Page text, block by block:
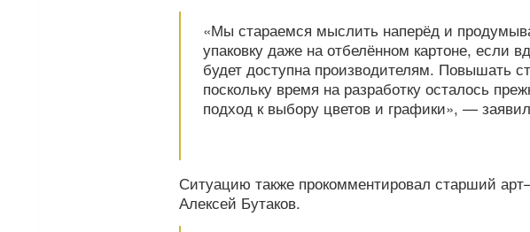
«Мы стараемся мыслить наперёд и
упаковку даже на отбелённом картоне, если
будет доступна производителям. Повышать
поскольку время на разработку осталось
подход к выбору цветов и графики», —
Ситуацию также прокомментировал старший
Алексей Бутаков.